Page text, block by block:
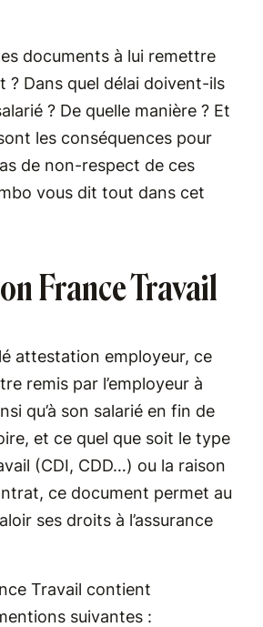
documents à lui remettre
? Dans quel délai doivent-ils
? De quelle manière ? Et
les conséquences pour
de non-respect de ces
vous dit tout dans cet
France Travail
attestation employeur, ce
remis par l’employeur à
qu’à son salarié en fin de
et ce quel que soit le type
(CDI, CDD…) ou la raison
ce document permet au
ses droits à l’assurance
Travail contient
suivantes :